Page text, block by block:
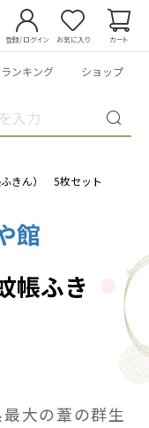
登録/ログイン お気に入り カート
ランキング ショップ
きん） 5枚セット
館
帳ふき
大の葦の群生